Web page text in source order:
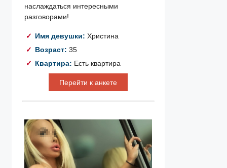
наслаждаться интересными
разговорами!
Имя девушки: Христина
Возраст: 35
Квартира: Есть квартира
Перейти к анкете